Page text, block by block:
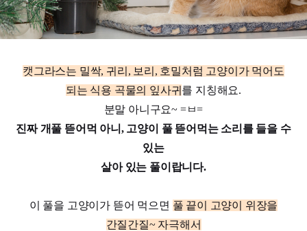
캣그라스는 밀싹, 귀리, 보리, 호밀처럼 고양이가 먹어도
되는 식용 곡물의 잎사귀 를 지칭해요.
분말 아니구요~ =ㅂ=
진짜 개풀 뜯어먹 아니, 고양이 풀 뜯어먹는 소리를 들을 수
있는
살아 있는 풀이랍니다.
이 풀을 고양이가 뜯어 먹으면 풀 끝이 고양이 위장을
간질간질~ 자극해서